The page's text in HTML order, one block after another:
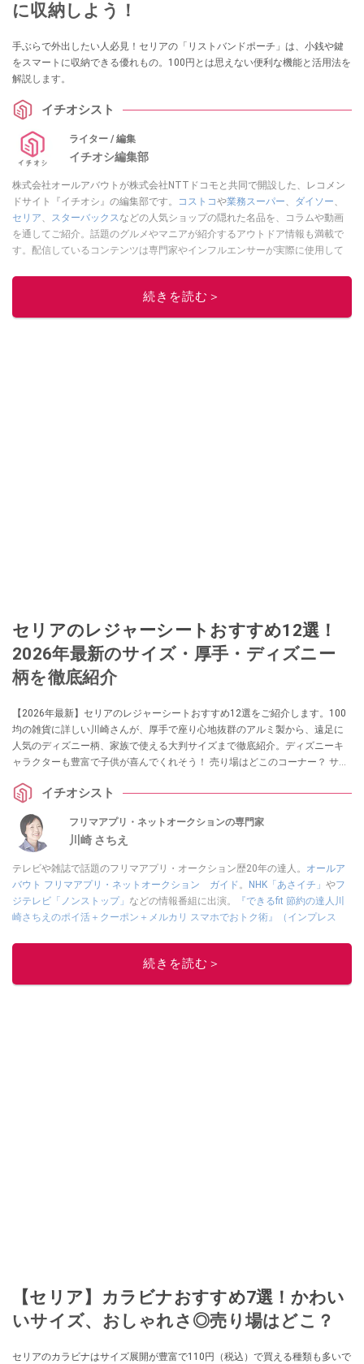
に収納しよう！
手ぶらで外出したい人必見！セリアの「リストバンドポーチ」は、小銭や鍵
をスマートに収納できる優れもの。100円とは思えない便利な機能と活用法を
解説します。
イチオシスト
ライター / 編集
イチオシ編集部
株式会社オールアバウトが株式会社NTTドコモと共同で開設した、レコメン
ドサイト『イチオシ』の編集部です。
コストコや業務スーパー、 ダイソー、
セリア、 スターバックスなどの人気ショップの隠れた名品を、コラムや動画
を通してご紹介。話題のグルメやマニアが紹介するアウトドア情報も満載で
す。配信しているコンテンツは専門家やインフルエンサーが実際に使用して
ニュースでフォロー
続きを読む＞
セリアのレジャーシートおすすめ12選！
2026年最新のサイズ・厚手・ディズニー
柄を徹底紹介
【2026年最新】セリアのレジャーシートおすすめ12選をご紹介します。100
均の雑貨に詳しい川崎さんが、厚手で座り心地抜群のアルミ製から、遠足に
人気のディズニー柄、家族で使える大判サイズまで徹底紹介。ディズニーキ
ャラクターも豊富で子供が喜んでくれそう！ 売り場はどこのコーナー？ サン
イチオシスト
フリマアプリ・ネットオークションの専門家
川崎 さちえ
テレビや雑誌で話題のフリマアプリ・オークション歴20年の達人。 オールア
バウト フリマアプリ・ネットオークション ガイド。 NHK「あさイチ」 やフ
ジテレビ「ノンストップ」 などの情報番組に出演。
『できるfit 節約の達人川
崎さちえのポイ活＋クーポン＋メルカリ スマホでおトク術』（インプレス
的に稼ぐ！』（翔泳社刊）
■経歴：2003年、夫が子育てをするために、突然会社を辞める。翌月からの
続きを読む＞
【セリア】カラビナおすすめ7選！かわい
いサイズ、おしゃれさ◎売り場はどこ？
セリアのカラビナはサイズ展開が豊富で110円（税込）で買える種類も多いで